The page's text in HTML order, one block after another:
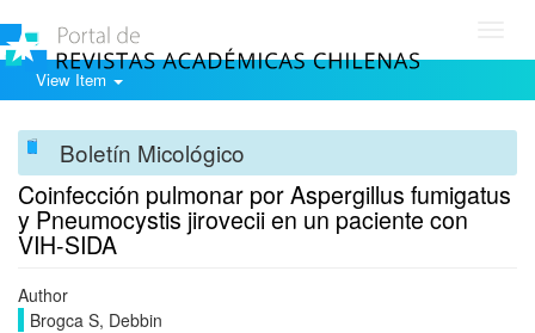
View Item
Boletín Micológico
Coinfección pulmonar por Aspergillus fumigatus
y Pneumocystis jirovecii en un paciente con
VIH-SIDA
Author
Brogca S, Debbin